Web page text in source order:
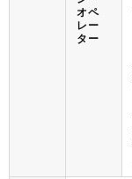
オペ
レー
ター